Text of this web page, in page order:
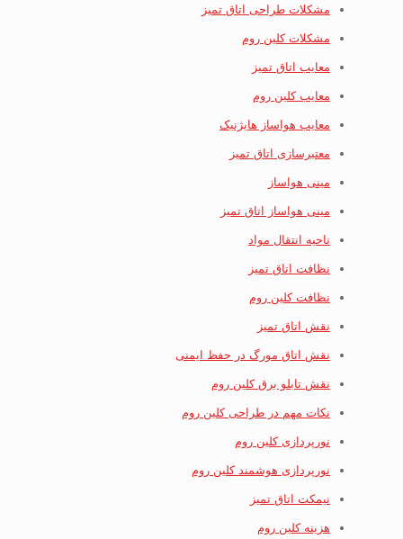
مشکلات طراحی اتاق تمیز
مشکلات کلین روم
معایب اتاق تمیز
معایب کلین روم
معایب هواساز هایژنیک
معتبرسازی اتاق تمیز
مینی هواساز
مینی هواساز اتاق تمیز
ناحیه انتقال مواد
نظافت اتاق تمیز
نظافت کلین روم
نقش اتاق تمیز
نقش اتاق مورگ در حفظ ایمنی
نقش تابلو برق کلین روم
نکات مهم در طراحی کلین روم
نورپردازی کلین روم
نورپردازی هوشمند کلین روم
نیمکت اتاق تمیز
هزینه کلین روم